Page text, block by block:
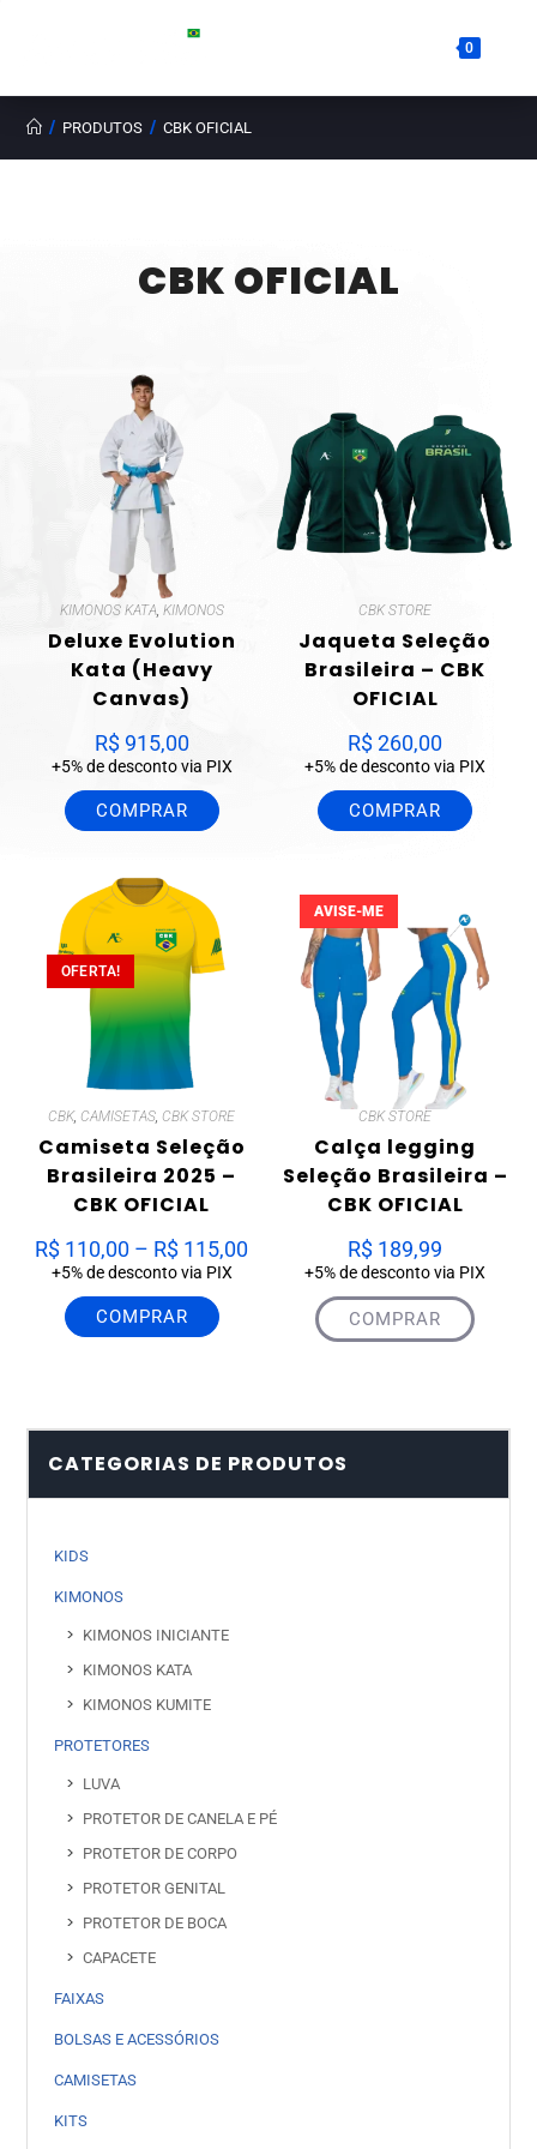
0
CBK OFICIAL
/ PRODUTOS / CBK OFICIAL
KIMONOS KATA, KIMONOS
Deluxe Evolution
Kata (Heavy
Canvas)
R$915,00
+5% de desconto via PIX
COMPRAR
CBK STORE
Jaqueta Seleção
Brasileira – CBK
OFICIAL
R$260,00
+5% de desconto via PIX
COMPRAR
OFERTA!
CBK, CAMISETAS CBK STORE
Camiseta Seleção
Brasileira 2025 –
CBK OFICIAL
R$ 110,00 – R$ 115,00
+5% de desconto via PIX
COMPRAR
AVISE-ME
CBK STORE
Calça legging
Seleção Brasileira –
CBK OFICIAL
R$ 189,99
+5% de desconto via PIX
COMPRAR
CATEGORIAS DE PRODUTOS
KIDS
KIMONOS
KIMONOS INICIANTE
KIMONOS KATA
KIMONOS KUMITE
PROTETORES
LUVA
PROTETOR DE CANELA E PÉ
PROTETOR DE CORPO
PROTETOR GENITAL
PROTETOR DE BOCA
CAPACETE
FAIXAS
BOLSAS E ACESSÓRIOS
CAMISETAS
KITS